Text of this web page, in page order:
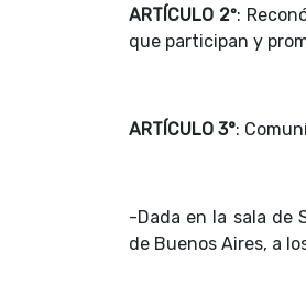
ARTÍCULO 2º:
que participan y
ARTÍCULO 3°:
-Dada en la sala de
de Buenos Aires, a